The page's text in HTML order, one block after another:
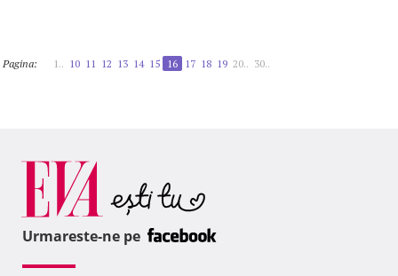
Pagina: 1.. 10 11 12 13 14 15 16 17 18 19 20.. 30..
Urmareste-ne pe